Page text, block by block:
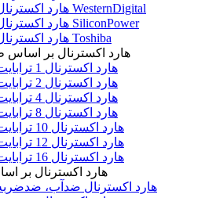
هارد اکسترنال WesternDigital
هارد اکسترنال SiliconPower
هارد اکسترنال Toshiba
هارد اکسترنال بر
هارد اکسترنال 1 ترابایت
هارد اکسترنال 2 ترابایت
هارد اکسترنال 4 ترابایت
هارد اکسترنال 8 ترابایت
هارد اکسترنال 10 ترابایت
هارد اکسترنال 12 ترابایت
هارد اکسترنال 16 ترابایت
هارد اکسترنال بر
هارد اکسترنال ضدآب،